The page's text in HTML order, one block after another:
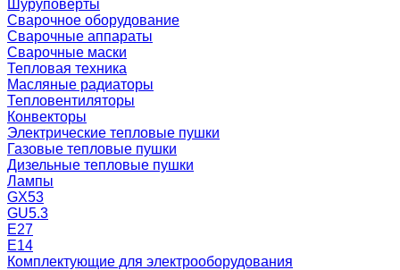
Шуруповерты
Сварочное оборудование
Сварочные аппараты
Сварочные маски
Тепловая техника
Масляные радиаторы
Тепловентиляторы
Конвекторы
Электрические тепловые пушки
Газовые тепловые пушки
Дизельные тепловые пушки
Лампы
GX53
GU5.3
Е27
Е14
Комплектующие для электрооборудования